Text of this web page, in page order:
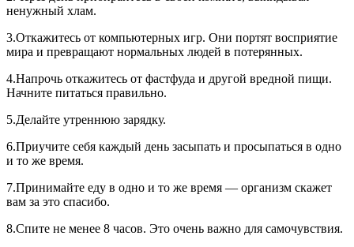
ненужный хлам.
3.Откажитесь от компьютерных игр. Они портят восприятие
мира и превращают нормальных людей в потерянных.
4.Напрочь откажитесь от фастфуда и другой вредной пищи.
Начните питаться правильно.
5.Делайте утреннюю зарядку.
6.Приучите себя каждый день засыпать и просыпаться в одно
и то же время.
7.Принимайте еду в одно и то же время — организм скажет
вам за это спасибо.
8.Спите не менее 8 часов. Это очень важно для самочувствия.